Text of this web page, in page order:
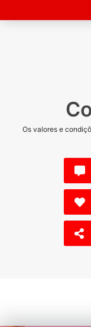
Os valores e